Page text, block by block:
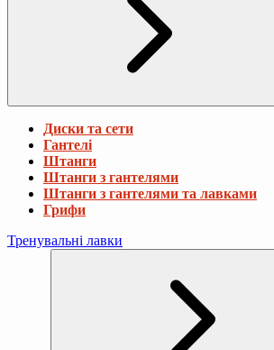
Диски та сети
Гантелі
Штанги
Штанги з гантелями
Штанги з гантелями та лавками
Грифи
Тренувальні лавки